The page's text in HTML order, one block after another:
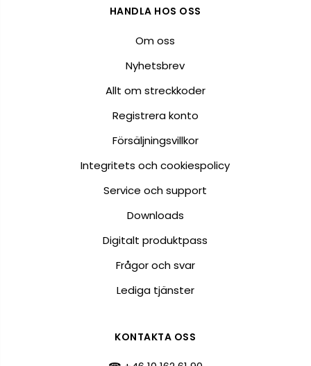
HANDLA HOS OSS
Om oss
Nyhetsbrev
Allt om streckkoder
Registrera konto
Försäljningsvillkor
Integritets och cookiespolicy
Service och support
Downloads
Digitalt produktpass
Frågor och svar
Lediga tjänster
KONTAKTA OSS